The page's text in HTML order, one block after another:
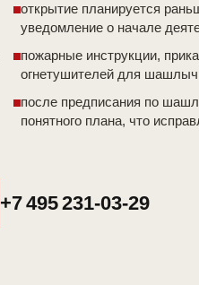
открытие планируется
уведомление о начале
пожарные инструкции,
огнетушителей для
после предписания по
понятного плана, что
+7 495 231-03-29